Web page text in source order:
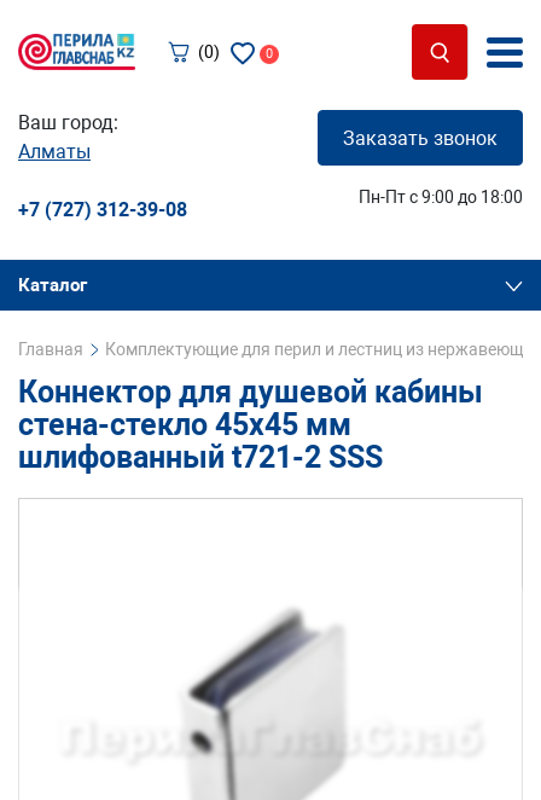
(0) 0
Ваш город:
Алматы
Заказать звонок
+7 (727) 312-39-08
Пн-Пт с 9:00 до 18:00
Каталог
Главная Комплектующие для перил и лестниц из
Коннектор для душевой кабины
стена-стекло 45х45 мм
шлифованный t721-2 SSS